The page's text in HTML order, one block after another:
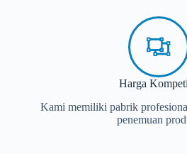
Harga
Kami memiliki pabrik
penemuan